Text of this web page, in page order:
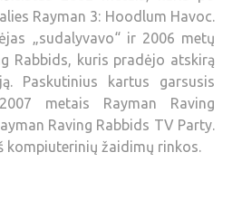
Rayman 3: Hoodlum Havoc.
„sudalyvavo“ ir 2006 metų
Rabbids, kuris pradėjo atskirą
Paskutinius kartus garsusis
metais Rayman Raving
Raving Rabbids TV Party.
kompiuterinių žaidimų rinkos.